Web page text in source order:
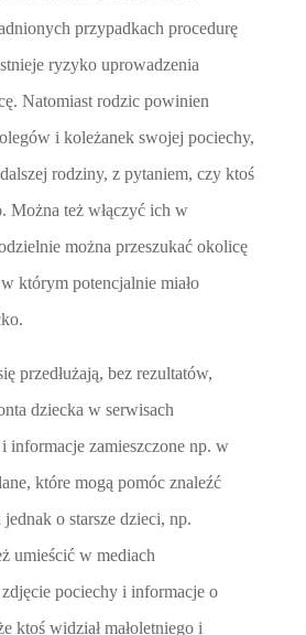
przypadkach procedurę
ryzyko uprowadzenia
Natomiast rodzic powinien
i koleżanek swojej pociechy,
rodziny, z pytaniem, czy ktoś
Można też włączyć ich w
można przeszukać okolicę
którym potencjalnie miało
przedłużają, bez rezultatów,
dziecka w serwisach
informacje zamieszczone np. w
które mogą pomóc znaleźć
o starsze dzieci, np.
umieścić w mediach
pociechy i informacje o
ktoś widział małoletniego i